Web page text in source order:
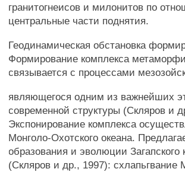
гранитогнеисов и милонитов по
центральные части поднятия.
Геодинамическая обстановка
Формирование комплекса
связывается с процессами
являющегося одним из важнейших
современной структуры (Скляров и
Экспонирование комплекса
Монголо-Охотского океана.
образования и эволюции
(Скляров и др., 1997): схлапьгвание